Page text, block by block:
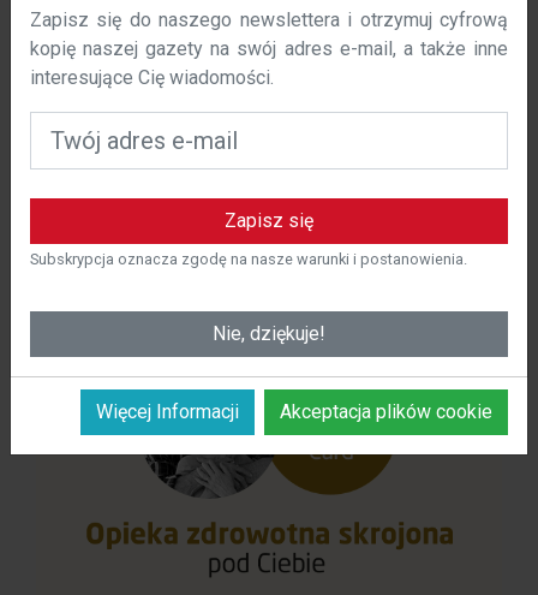
poprawić komfort korzystania z naszej witryny. Niniejsza
polityka określa, w jaki sposób i dlaczego używamy
plików cookie na polska-costa.com.
Czym są pliki cookie?
Pliki cookie to małe pliki tekstowe, które są
przechowywane na urządzeniu użytkownika podczas
odwiedzania strony internetowej. Te pliki cookie
pozwalają nam rozpoznać użytkownika i zapamiętać jego
naszej witryny.
Więcej Informacji Akceptacja plików cookie
Zapisz się do naszego newslettera i otrzymuj cyfrową
kopię naszej gazety na swój adres e-mail, a także inne
interesujące Cię wiadomości.
Zapisz się
Subskrypcja oznacza zgodę na nasze warunki i postanowienia.
Nie, dziękuje!